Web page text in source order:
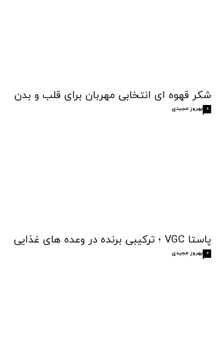
شکر قهوه‌ ای انتخابی مهربان برای قلب و بدن
بهروز مجیدی 0
پاستا VGC ؛ ترکیبی برنده در وعده های غذایی
بهروز مجیدی 0